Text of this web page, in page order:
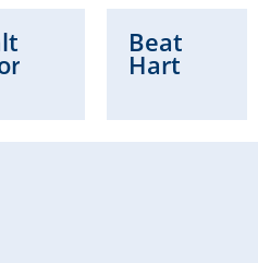
Beatrice
Hartung